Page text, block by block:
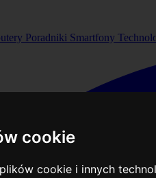
cookie
cookie i innych
Poradniki Smartfony